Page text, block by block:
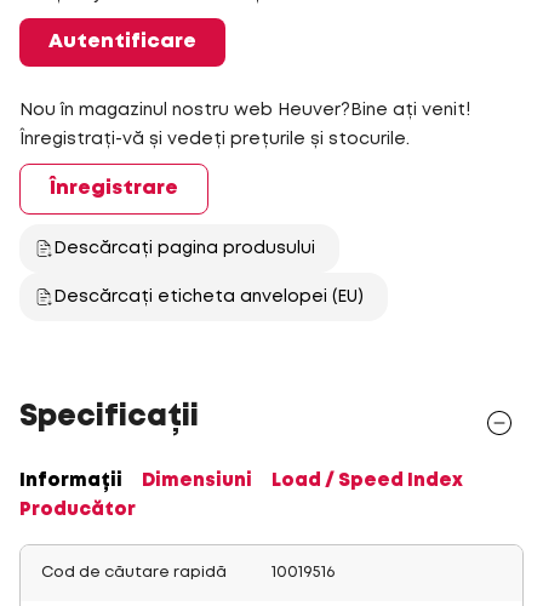
Autentificare
Nou în magazinul nostru web Heuver?Bine ați venit!
Înregistrați-vă și vedeți prețurile și stocurile.
Înregistrare
Descărcați pagina produsului
Descărcați eticheta anvelopei (EU)
Specificații
Informații Dimensiuni
Load / Speed Index
Producător
Cod de căutare rapidă 10019516